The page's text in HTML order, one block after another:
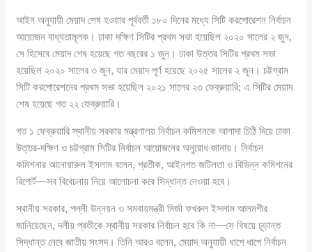
আইন অনুযায়ী মেয়াদ শেষ হওয়ার পূর্ববর্তী ১৮০ দিনের মধ্যে সিটি করপোরেশন নির্বাচন
আয়োজন বাধ্যতামূলক। ঢাকা দক্ষিণ সিটির প্রথম সভা হয়েছিল ২০২০ সালের ২ জুন,
সে হিসেবে মেয়াদ শেষ হয়েছে গত বছরের ১ জুন। ঢাকা উত্তর সিটির প্রথম সভা
হয়েছিল ২০২০ সালের ৩ জুন, যার মেয়াদ পূর্ণ হয়েছে ২০২৫ সালের ২ জুন। চট্টগ্রাম
সিটি করপোরেশনের প্রথম সভা হয়েছিল ২০২১ সালের ২৩ ফেব্রুয়ারি; এ সিটির মেয়াদ
শেষ হয়েছে গত ২২ ফেব্রুয়ারি।
গত ১ ফেব্রুয়ারি স্থানীয় সরকার মন্ত্রণালয় নির্বাচন কমিশনকে আলাদা চিঠি দিয়ে ঢাকা
উত্তর-দক্ষিণ ও চট্টগ্রাম সিটির নির্বাচন আয়োজনের অনুরোধ জানায়। নির্বাচন
কমিশনার আনোয়ারুল ইসলাম বলেন, প্রতীক, আইনগত জটিলতা ও বিভিন্ন কমিশনের
রিপোর্ট—সব বিবেচনায় নিয়ে আলোচনা করে সিদ্ধান্ত নেওয়া হবে।
স্থানীয় সরকার, পল্লী উন্নয়ন ও সমবায়মন্ত্রী মির্জা ফখরুল ইসলাম আলমগীর
জানিয়েছেন, দলীয় প্রতীকে স্থানীয় সরকার নির্বাচন হবে কি না—সে বিষয়ে চূড়ান্ত
সিদ্ধান্ত নেবে জাতীয় সংসদ। তিনি আরও বলেন, মেয়াদ অনুযায়ী ধাপে ধাপে নির্বাচন